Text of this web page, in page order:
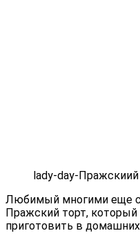
lady-day-Пражскиий
Любимый многими еще с
Пражский торт,
приготовить в домашних